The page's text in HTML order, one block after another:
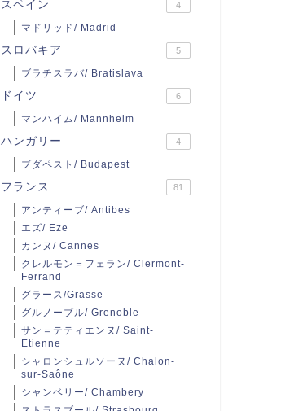
スペイン 4
マドリッド/ Madrid
スロバキア 5
ブラチスラバ/ Bratislava
ドイツ 6
マンハイム/ Mannheim
ハンガリー 4
ブダペスト/ Budapest
フランス 81
アンティーブ/ Antibes
エズ/ Eze
カンヌ/ Cannes
クレルモン＝フェラン/ Clermont-
Ferrand
グラース/Grasse
グルノーブル/ Grenoble
サン＝テティエンヌ/ Saint-
Etienne
シャロンシュルソーヌ/ Chalon-
sur-Saône
シャンベリー/ Chambery